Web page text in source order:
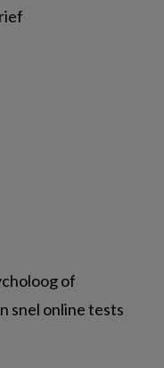
of
snel online tests